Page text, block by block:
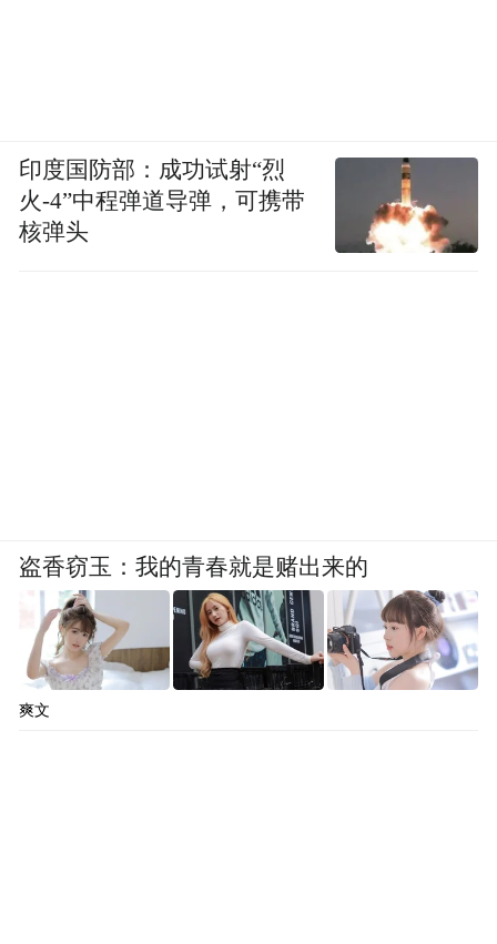
印度国防部：成功试射“烈
火-4”中程弹道导弹，可携带
核弹头
盗香窃玉：我的青春就是赌出来的
爽文